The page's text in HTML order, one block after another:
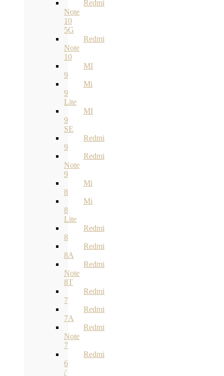
Redmi
Note
10
5G
Redmi
Note
10
MI
9
Mi
9
Lite
MI
9
SE
Redmi
9
Redmi
Note
9
Mi
8
Mi
8
Lite
Redmi
8
Redmi
8A
Redmi
Note
8T
Redmi
7
Redmi
7A
Redmi
Note
7
Redmi
6
/